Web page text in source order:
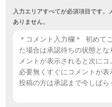
入力エリアすべてが必須項目です
ありません。